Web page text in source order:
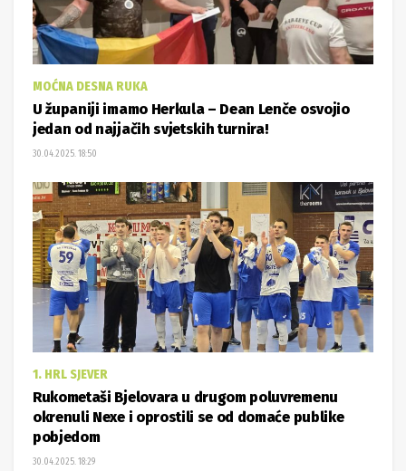
MOĆNA DESNA RUKA
U županiji imamo Herkula – Dean Lenče osvojio
jedan od najjačih svjetskih turnira!
30.04.2025. 18:50
1. HRL SJEVER
Rukometaši Bjelovara u drugom poluvremenu
okrenuli Nexe i oprostili se od domaće publike
pobjedom
30.04.2025. 18:29